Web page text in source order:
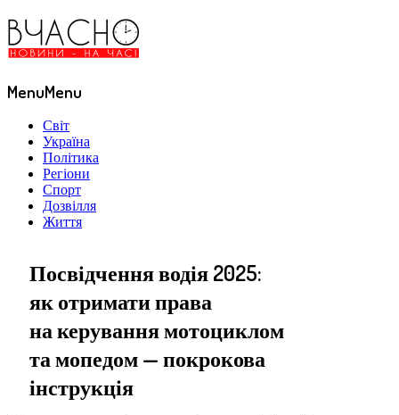
MenuMenu
Світ
Україна
Політика
Регіони
Спорт
Дозвілля
Життя
Посвідчення водія 2025:
як отримати права
на керування мотоциклом
та мопедом — покрокова
інструкція